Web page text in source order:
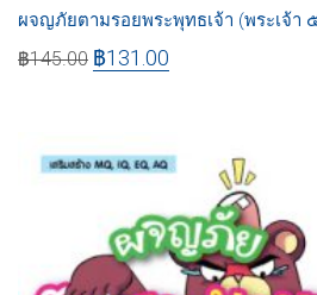
ผจญภัยตามรอยพระพุทธเจ้า (พระเจ้า
฿145.00 ฿131.00